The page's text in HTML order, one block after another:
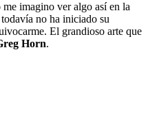
imagino ver algo así en la
no ha iniciado su
El grandioso arte que
Horn.